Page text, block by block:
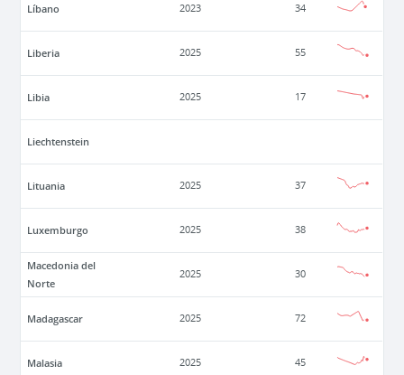
Líbano 2023 34
Liberia 2025 55
Libia 2025 17
Liechtenstein
Lituania 2025 37
Luxemburgo 2025 38
Macedonia del
Norte
2025 30
Madagascar 2025 72
Malasia 2025 45